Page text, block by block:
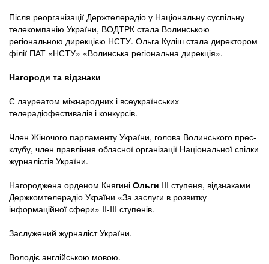
Після реорганізації Держтелерадіо у Національну суспільну
телекомпанію України, ВОДТРК стала Волинською
регіональною дирекцією НСТУ. Ольга Куліш стала директором
філії ПАТ «НСТУ» «Волинська регіональна дирекція».
Нагороди та відзнаки
Є лауреатом міжнародних і всеукраїнських
телерадіофестивалів і конкурсів.
Член Жіночого парламенту України, голова Волинського прес-
клубу, член правління обласної організації Національної спілки
журналістів України.
Нагороджена орденом Княгині Ольги III ступеня, відзнаками
Держкомтелерадіо України «За заслуги в розвитку
інформаційної сфери» II-III ступенів.
Заслужений журналіст України.
Володіє англійською мовою.